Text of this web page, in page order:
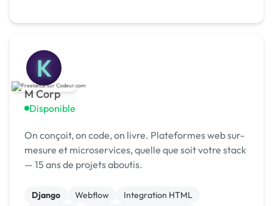
M Corp
Disponible
On conçoit, on code, on livre. Plateformes web sur-
mesure et microservices, quelle que soit votre stack
— 15 ans de projets aboutis.
Django Webflow
Integration HTML